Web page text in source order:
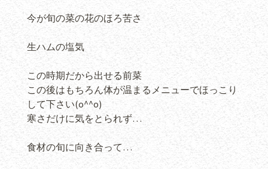
今が旬の菜の花のほろ苦さ
生ハムの塩気
この時期だから出せる前菜
この後はもちろん体が温まるメニューでほっこり
して下さい(o^^o)
寒さだけに気をとられず…
食材の旬に向き合って…